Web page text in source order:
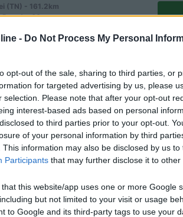
- Do Not Process My Personal
opt-out of the sale, sharing to third parties, or
for targeted advertising by us, please
selection. Please note that after your opt-out
interest-based ads based on personal
to third parties prior to your opt-out.
of your personal information by third
This information may also be disclosed by us
Participants that may further disclose it to other
that this website/app uses one or more Google
but not limited to your visit or usage
to Google and its third-party tags to use your
(TN) - 161.2km
Pareda, 60
del parco naturale Sciliar–Catinaccio,
Sciliar (BZ) - 161.3km
10
Posizione